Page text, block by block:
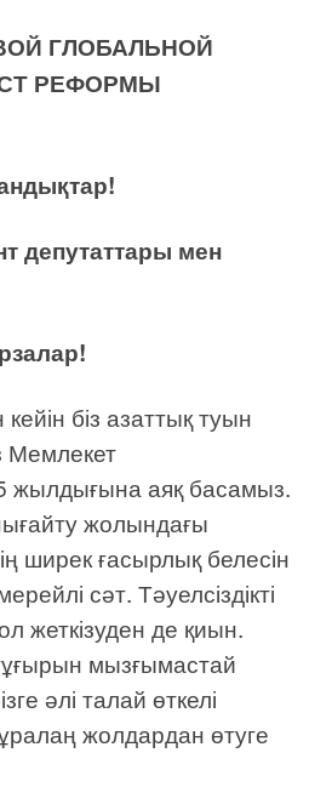
ГЛОБАЛЬНОЙ
РЕФОРМЫ
депутаттары мен
біз азаттық туын
Мемлекет
жылдығына аяқ басамыз.
жолындағы
ширек ғасырлық белесін
сәт. Тәуелсіздікті
жеткізуден де қиын.
мызғымастай
әлі талай өткелі
жолдардан өтуге